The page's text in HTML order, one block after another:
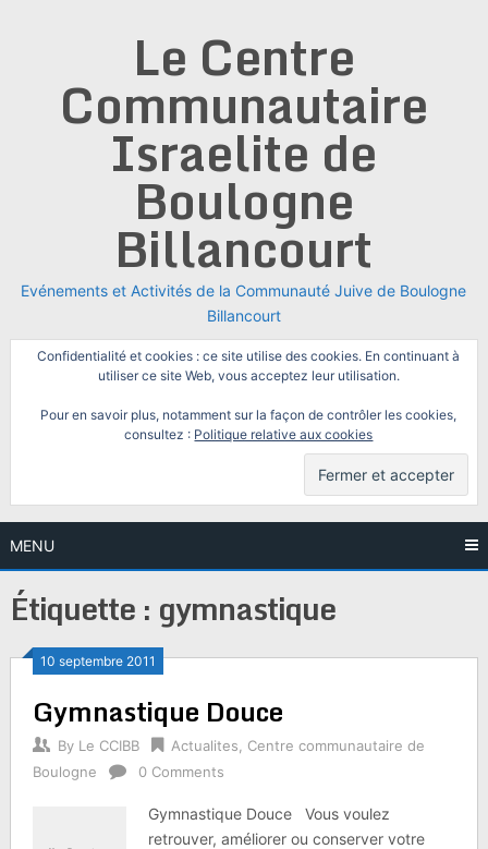
Le Centre
Communautaire
Israelite de
Boulogne
Billancourt
Evénements et Activités de la Communauté Juive de Boulogne
Billancourt
Confidentialité et cookies : ce site utilise des cookies. En continuant à
utiliser ce site Web, vous acceptez leur utilisation.
Pour en savoir plus, notamment sur la façon de contrôler les cookies,
consultez : Politique relative aux cookies
MENU
Étiquette : gymnastique
10 septembre 2011
Gymnastique Douce
By Le CCIBB Actualites
Centre communautaire de
Boulogne
0 Comments
Gymnastique Douce Vous voulez
retrouver, améliorer ou conserver votre